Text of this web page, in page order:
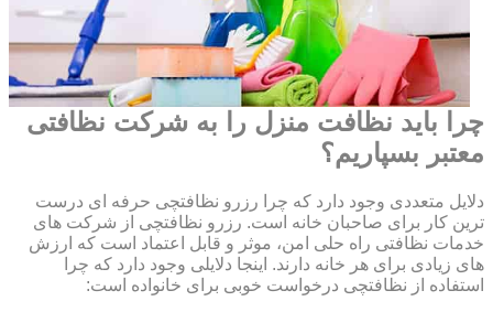
چرا باید نظافت منزل را به شرکت نظافتی
معتبر بسپاریم؟
دلایل متعددی وجود دارد که چرا رزرو نظافتچی حرفه ای درست
ترین کار برای صاحبان خانه است. رزرو نظافتچی از شرکت های
خدمات نظافتی راه حلی امن، موثر و قابل اعتماد است که ارزش
های زیادی برای هر خانه دارند. اینجا دلایلی وجود دارد که چرا
استفاده از نظافتچی درخواست خوبی برای خانواده است: